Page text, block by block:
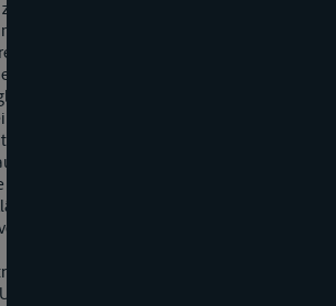
alten Seerecht vertretenen
überholt und auf das
nicht übertragbar. Heute seien es
Gründe, weshalb bestimmte Forderungen
ausgestattet würden..
Schiffseigner für die Mehrzahl der in §
Forderungen nicht nur beschränkt
persönlich.
der Beklagten für die
gegen die Fa. C geboten, weil die
offenbar von
abzuändern und nach ihren